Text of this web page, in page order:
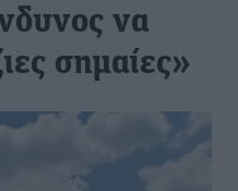
να
σημαίες»